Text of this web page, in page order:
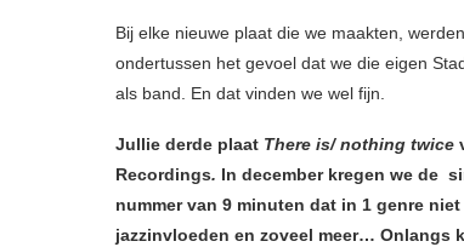
Bij elke nieuwe plaat die we maakten,
ondertussen het gevoel dat we die eigen
als band. En dat vinden we wel fijn.
Jullie derde plaat There is/ nothing twice
Recordings. In december kregen we de
nummer van 9 minuten dat in 1 genre
jazzinvloeden en zoveel meer… Onlangs